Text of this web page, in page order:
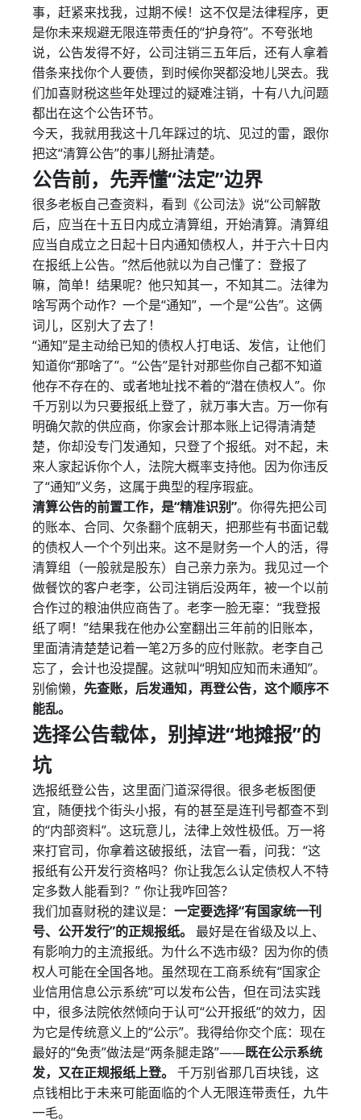
事，赶紧来找我，过期不候！这不仅是法律程序，更
是你未来规避无限连带责任的“护身符”。不夸张地
说，公告发得不好，公司注销三五年后，还有人拿着
借条来找你个人要债，到时候你哭都没地儿哭去。我
们加喜财税这些年处理过的疑难注销，十有八九问题
都出在这个公告环节。
今天，我就用我这十几年踩过的坑、见过的雷，跟你
把这“清算公告”的事儿掰扯清楚。
公告前，先弄懂“法定”边界
很多老板自己查资料，看到《公司法》说“公司解散
后，应当在十五日内成立清算组，开始清算。清算组
应当自成立之日起十日内通知债权人，并于六十日内
在报纸上公告。”然后他就以为自己懂了：登报了
嘛，简单！结果呢？他只知其一，不知其二。法律为
啥写两个动作？一个是“通知”，一个是“公告”。这俩
词儿，区别大了去了！
“通知”是主动给已知的债权人打电话、发信，让他们
知道你“那啥了”。“公告”是针对那些你自己都不知道
他存不存在的、或者地址找不着的“潜在债权人”。你
千万别以为只要报纸上登了，就万事大吉。万一你有
明确欠款的供应商，你家会计那本账上记得清清楚
楚，你却没专门发通知，只登了个报纸。对不起，未
来人家起诉你个人，法院大概率支持他。因为你违反
了“通知”义务，这属于典型的程序瑕疵。
清算公告的前置工作，是“精准识别”。你得先把公司
的账本、合同、欠条翻个底朝天，把那些有书面记载
的债权人一个个列出来。这不是财务一个人的活，得
清算组（一般就是股东）自己亲力亲为。我见过一个
做餐饮的客户老李，公司注销后没两年，被一个以前
合作过的粮油供应商告了。老李一脸无辜：“我登报
纸了啊！”结果我在他办公室翻出三年前的旧账本，
里面清清楚楚记着一笔2万多的应付账款。老李自己
忘了，会计也没提醒。这就叫“明知应知而未通知”。
别偷懒， 先查账，后发通知，再登公告，这个顺序不
能乱。
选择公告载体，别掉进“地摊报”的
坑
选报纸登公告，这里面门道深得很。很多老板图便
宜，随便找个街头小报，有的甚至是连刊号都查不到
的“内部资料”。这玩意儿，法律上效性极低。万一将
来打官司，你拿着这破报纸，法官一看，问我：“这
报纸有公开发行资格吗？你让我怎么认定债权人不特
定多数人能看到？” 你让我咋回答？
我们加喜财税的建议是： 一定要选择“有国家统一刊
号、公开发行”的正规报纸。 最好是在省级及以上、
有影响力的主流报纸。为什么不选市级？因为你的债
权人可能在全国各地。虽然现在工商系统有“国家企
业信用信息公示系统”可以发布公告，但在司法实践
中，很多法院依然倾向于认可“公开报纸”的效力，因
为它是传统意义上的“公示”。我得给你交个底：现在
最好的“免责”做法是“两条腿走路”——既在公示系统
发，又在正规报纸上登。 千万别省那几百块钱，这
点钱相比于未来可能面临的个人无限连带责任，九牛
一毛。